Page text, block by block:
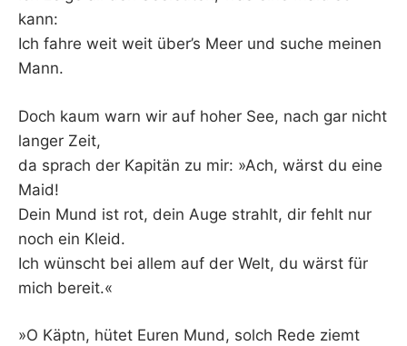
kann:
Ich fahre weit weit über’s Meer und suche meinen
Mann.
Doch kaum warn wir auf hoher See, nach gar nicht
langer Zeit,
da sprach der Kapitän zu mir: »Ach, wärst du eine
Maid!
Dein Mund ist rot, dein Auge strahlt, dir fehlt nur
noch ein Kleid.
Ich wünscht bei allem auf der Welt, du wärst für
mich bereit.«
»O Käptn, hütet Euren Mund, solch Rede ziemt